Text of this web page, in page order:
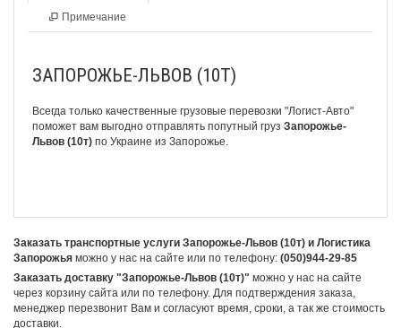
Примечание
ЗАПОРОЖЬЕ-ЛЬВОВ (10Т)
Всегда только качественные грузовые перевозки "Логист-Авто"
поможет вам выгодно отправлять попутный груз Запорожье-
Львов (10т) по Украине из Запорожье.
Заказать транспортные услуги Запорожье-Львов (10т) и Логистика
Запорожья можно у нас на сайте или по телефону: (050)944-29-85
Заказать доставку "Запорожье-Львов (10т)" можно у нас на сайте
через корзину сайта или по телефону. Для подтверждения заказа,
менеджер перезвонит Вам и согласуют время, сроки, а так же стоимость
доставки.